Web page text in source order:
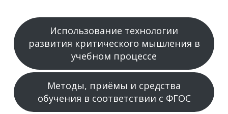
Использование технологии
развития критического мышления в
учебном процессе
Методы, приёмы и средства
обучения в соответствии с ФГОС